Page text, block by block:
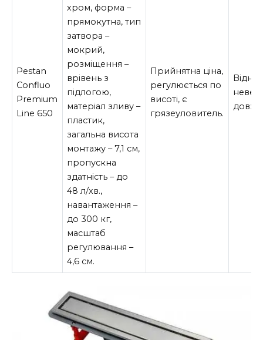
Pestan
Confluo
Premium
Line 650
хром, форма –
прямокутна, тип
затвора –
мокрий,
розміщення –
врівень з
підлогою,
матеріал зливу –
пластик,
загальна висота
монтажу – 7,1 см,
пропускна
здатність – до
48 л/хв.,
навантаження –
до 300 кг,
масштаб
регулювання –
4,6 см.
Прийнятна ціна,
регулюється по
висоті, є
грязеуловитель.